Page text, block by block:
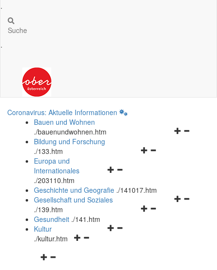
.
Suche
.
Coronavirus: Aktuelle Informationen
Bauen und Wohnen
./bauenundwohnen.htm
Navigationsmenü
Bildung und Forschung
./133.htm
Navigationsmenü
und
schließen
Europa und
Internationales
./203110.htm
Geschichte und Geografie ./141017.htm
Navigationsmenü
Gesellschaft und Soziales
./139.htm
Navigationsmenü
Gesundheit ./141.htm
Navigationsmenü
Kultur
./kultur.htm
Navigationsmenü